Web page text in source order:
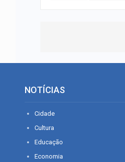
NOTÍCIAS
Cidade
Cultura
Educação
Economia